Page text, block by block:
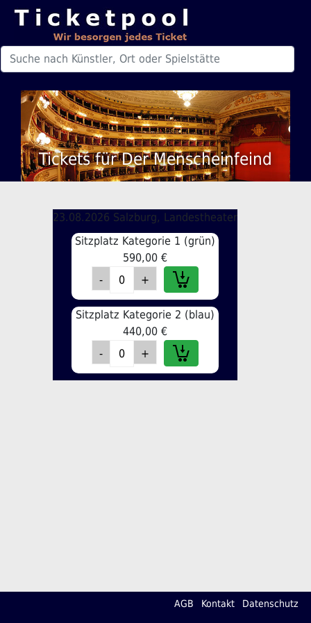
Tickets für Der Menscheinfeind
23.08.2026 Salzburg, Landestheater
Sitzplatz Kategorie 1 (grün)
590,00 €
Sitzplatz Kategorie 2 (blau)
440,00 €
AGB Kontakt Datenschutz